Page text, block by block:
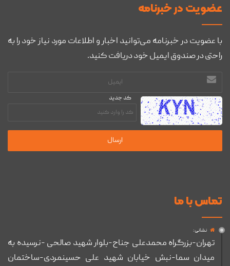
عضويت در خبرنامه
با عضویت در خبرنامه می‌توانید اخبار و اطلاعات مورد نیاز خود را به
راحتی در صندوق ایمیل خود دریافت کنید.
آدرس
کد جدید
تماس با ما
نشانی :
تهران-بزرگراه محمدعلی جناح-بلوار شهید صالحی -نرسیده به
میدان سما-نبش خیابان شهید علی حسینمردی-ساختمان